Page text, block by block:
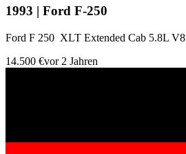
1993 | Ford F-250
Ford F 250 XLT Extended Cab 5.8L
14.500 €vor 2 Jahren